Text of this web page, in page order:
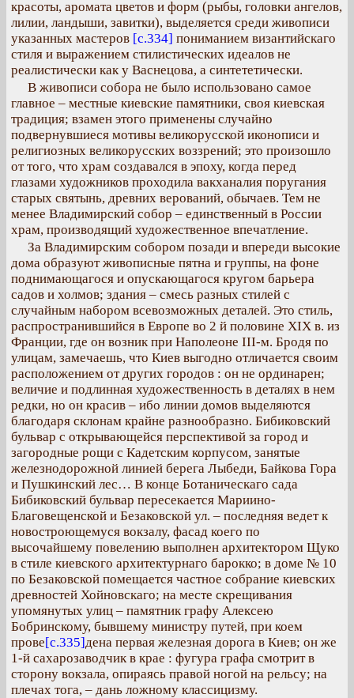
красоты, аромата цветов и форм (рыбы, головки ангелов,
лилии, ландыши, завитки), выделяется среди живописи
указанных мастеров [с.334] пониманием византийскаго
стиля и выражением стилистических идеалов не
реалистически как у Васнецова, а синтететически.
В живописи собора не было использовано самое
главное – местные киевские памятники, своя киевская
традиция; взамен этого применены случайно
подвернувшиеся мотивы великорусской иконописи и
религиозных великорусских воззрений; это произошло
от того, что храм создавался в эпоху, когда перед
глазами художников проходила вакханалия поругания
старых святынь, древних верований, обычаев. Тем не
менее Владимирский собор – единственный в России
храм, производящий художественное впечатление.
За Владимирским собором позади и впереди высокие
дома образуют живописные пятна и группы, на фоне
поднимающагося и опускающагося кругом барьера
садов и холмов; здания – смесь разных стилей с
случайным набором всевозможных деталей. Это стиль,
распространившийся в Европе во 2 й половине XIX в. из
Франции, где он возник при Наполеоне ІІІ-м. Бродя по
улицам, замечаешь, что Киев выгодно отличается своим
расположением от других городов : он не ординарен;
величие и подлинная художественность в деталях в нем
редки, но он красив – ибо линии домов выделяются
благодаря склонам крайне разнообразно. Бибиковский
бульвар с открывающейся перспективой за город и
загородные рощи с Кадетским корпусом, занятые
железнодорожной линией берега Лыбеди, Байкова Гора
и Пушкинский лес… В конце Ботаническаго сада
Бибиковский бульвар пересекается Мариино-
Благовещенской и Безаковской ул. – последняя ведет к
новостроющемуся вокзалу, фасад коего по
высочайшему повелению выполнен архитектором Щуко
в стиле киевского архитектурнаго барокко; в доме № 10
по Безаковской помещается частное собрание киевских
древностей Хойновскаго; на месте скрещивания
упомянутых улиц – памятник графу Алексею
Бобринскому, бывшему министру путей, при коем
прове[с.335]дена первая железная дорога в Киев; он же
1-й сахарозаводчик в крае : фугура графа смотрит в
сторону вокзала, опираясь правой ногой на рельсу; на
плечах тога, – дань ложному классицизму.